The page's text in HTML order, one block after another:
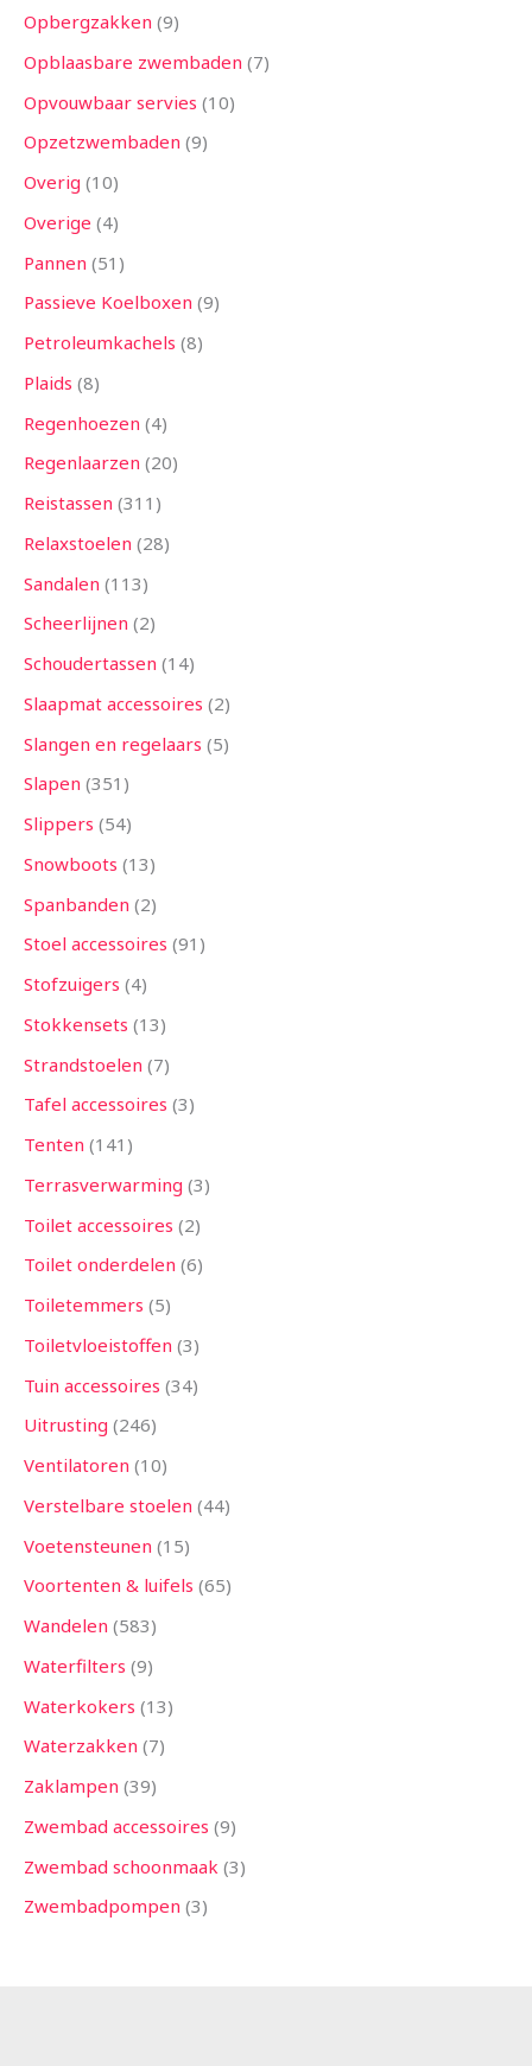
Opbergzakken 9
Opblaasbare zwembaden 7
Opvouwbaar servies 10
Opzetzwembaden 9
Overig 10
Overige 4
Pannen 51
Passieve Koelboxen 9
Petroleumkachels 8
Plaids 8
Regenhoezen 4
Regenlaarzen 20
Reistassen 311
Relaxstoelen 28
Sandalen 113
Scheerlijnen 2
Schoudertassen 14
Slaapmat accessoires 2
Slangen en regelaars 5
Slapen 351
Slippers 54
Snowboots 13
Spanbanden 2
Stoel accessoires 91
Stofzuigers 4
Stokkensets 13
Strandstoelen 7
Tafel accessoires 3
Tenten 141
Terrasverwarming 3
Toilet accessoires 2
Toilet onderdelen 6
Toiletemmers 5
Toiletvloeistoffen 3
Tuin accessoires 34
Uitrusting 246
Ventilatoren 10
Verstelbare stoelen 44
Voetensteunen 15
Voortenten & luifels 65
Wandelen 583
Waterfilters 9
Waterkokers 13
Waterzakken 7
Zaklampen 39
Zwembad accessoires 9
Zwembad schoonmaak 3
Zwembadpompen 3